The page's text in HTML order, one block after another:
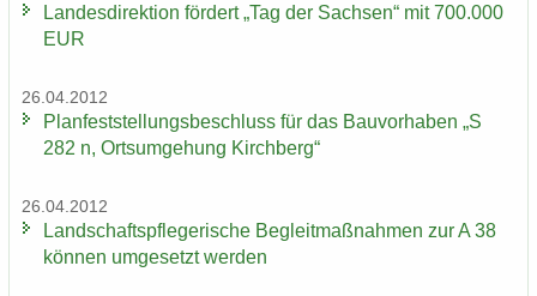
Lan­des­di­rek­ti­on för­dert „Tag der Sach­sen“ mit 700.000
EUR
26.04.2012
Plan­fest­stel­lungs­be­schluss für das Bau­vor­ha­ben „S
282 n, Orts­um­ge­hung Kirch­berg“
26.04.2012
Land­schafts­pfle­ge­ri­sche Be­gleit­maß­nah­men zur A 38
kön­nen um­ge­setzt wer­den